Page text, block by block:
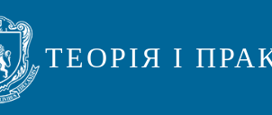
ТЕОРІЯ І